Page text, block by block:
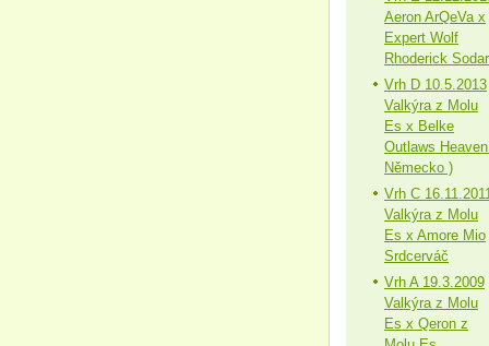
Aeron ArQeVa x
Expert Wolf
Rhoderick Sodar
Vrh D 10.5.2013
Valkýra z Molu
Es x Belke
Outlaws
Německo )
Vrh C
Valkýra z Molu
Es x Amore Mio
Srdcerváč
Vrh A 19.3.2009
Valkýra z Molu
Es x Qeron z